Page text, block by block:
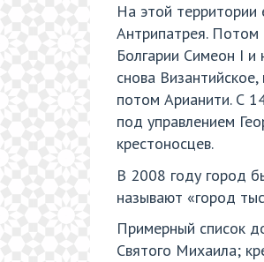
На этой
Антрипатрея. Потом
Болгарии Симеон I и
снова
потом Арианити. С
под управлением
крестоносцев.
В 2008 году город
называют «город
Примерный список
Святого Михаила;